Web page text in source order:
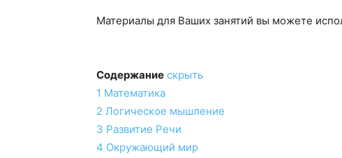
Материалы для Ваших занятий вы можете
Содержание скрыть
1 Математика
2 Логическое мышление
3 Развитие Речи
4 Окружающий мир